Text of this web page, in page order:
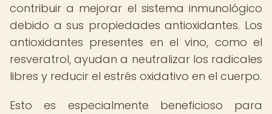
contribuir a mejorar el sistema inmunológico
debido a sus propiedades antioxidantes. Los
antioxidantes presentes en el vino, como el
resveratrol, ayudan a neutralizar los radicales
libres y reducir el estrés oxidativo en el cuerpo.
Esto es especialmente beneficioso para